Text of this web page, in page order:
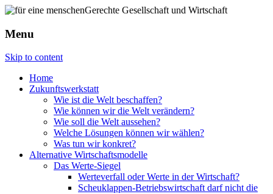
Menu
Skip to content
Home
Zukunftswerkstatt
Wie ist die Welt beschaffen?
Wie können wir die Welt verändern?
Wie soll die Welt aussehen?
Welche Lösungen können wir wählen?
Was tun wir konkret?
Alternative Wirtschaftsmodelle
Das Werte-Siegel
Werteverfall oder Werte in der Wirtschaft?
Scheuklappen-Betriebswirtschaft darf nicht die